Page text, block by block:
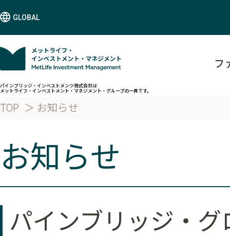
GLOBAL
パインブリッジ・インベストメンツ株式会社は
メットライフ・インベストメント・マネジメント・グループの一員です。
フ
TOP お知らせ
お知らせ
パインブリッジ・